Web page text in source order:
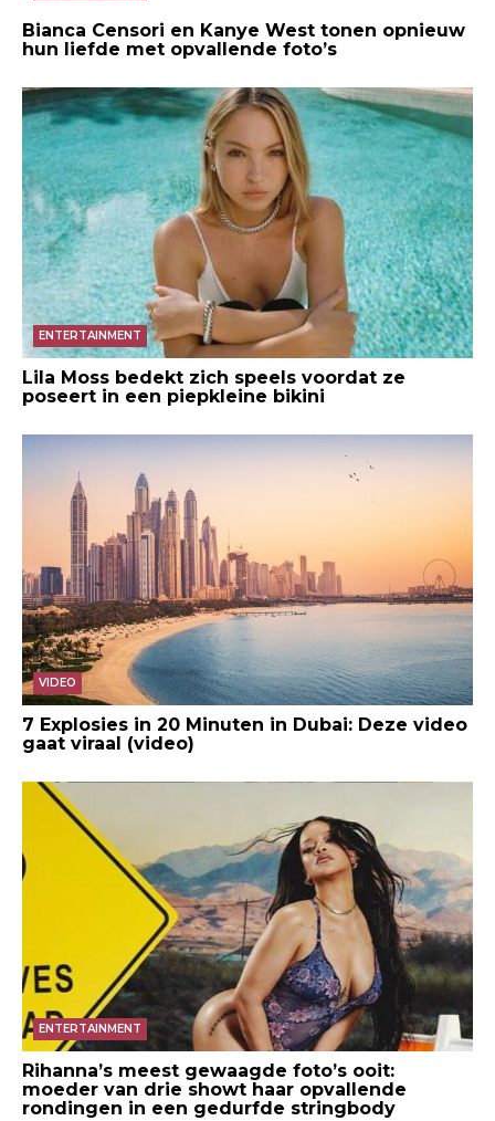
Bianca Censori en Kanye West tonen opnieuw
hun liefde met opvallende foto’s
ENTERTAINMENT
Lila Moss bedekt zich speels voordat ze
poseert in een piepkleine bikini
VIDEO
7 Explosies in 20 Minuten in Dubai: Deze video
gaat viraal (video)
ENTERTAINMENT
Rihanna’s meest gewaagde foto’s ooit:
moeder van drie showt haar opvallende
rondingen in een gedurfde stringbody